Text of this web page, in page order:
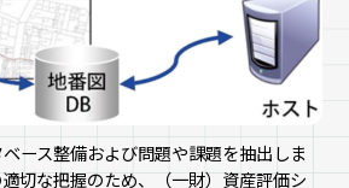
ース整備および問題や課題を抽出しま
切な把握のため、（一財）資産評価シ